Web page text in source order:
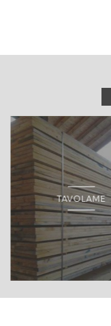
Peculiarità o
TAVOLAME